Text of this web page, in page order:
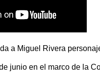
a Miguel Rivera
junio en el marco de la